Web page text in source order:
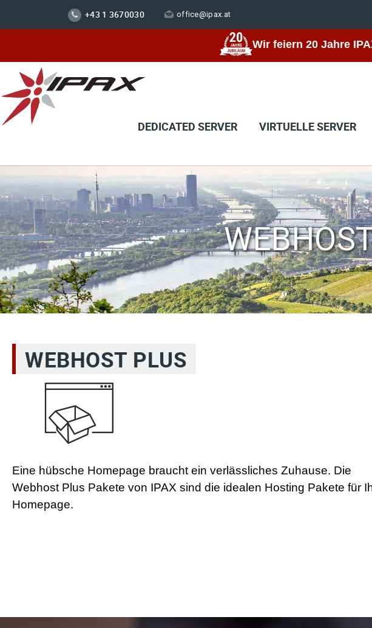
+43 1 3670030 office@ipax.at
Wir feiern 20 Jahre
DEDICATED SERVER VIRTUELLE SERVER
WEBHOST PLUS
Eine hübsche Homepage braucht ein verlässliches Zuhause. Die
Webhost Plus Pakete von IPAX sind die idealen Hosting Pakete für
Homepage.